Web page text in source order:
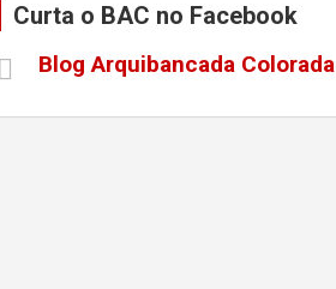
Curta o BAC no Facebook
Blog Arquibancada Colorada